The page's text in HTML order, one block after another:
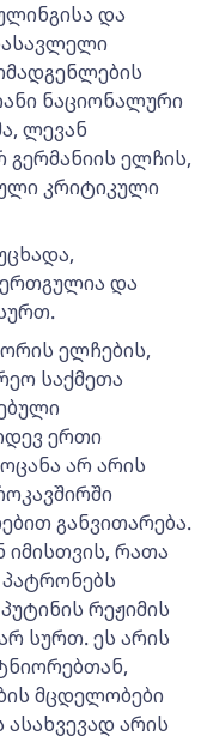
და
ნაციონალური
ლევან
ელჩის,
კრიტიკული
და
ელჩების,
საქმეთა
ერთი
არ არის
განვითარება.
იმისთვის, რათა
რეჟიმის
სურთ. ეს არის
მცდელობები
არის